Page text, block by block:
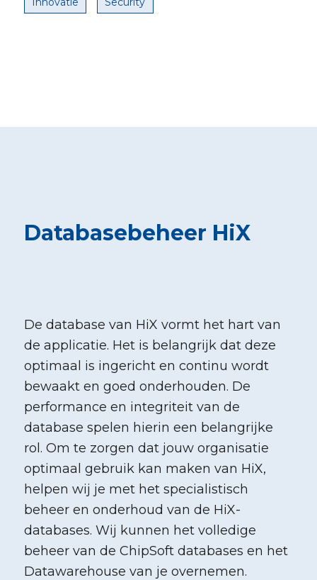
Databasebeheer HiX
De database van HiX vormt het hart van
de applicatie. Het is belangrijk dat deze
optimaal is ingericht en continu wordt
bewaakt en goed onderhouden. De
performance en integriteit van de
database spelen hierin een belangrijke
rol. Om te zorgen dat jouw organisatie
optimaal gebruik kan maken van HiX,
helpen wij je met het specialistisch
beheer en onderhoud van de HiX-
databases. Wij kunnen het volledige
beheer van de ChipSoft databases en het
Datawarehouse van je overnemen.